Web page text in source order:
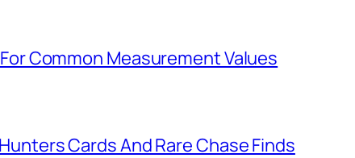
Common Measurement Values
Cards And Rare Chase Finds